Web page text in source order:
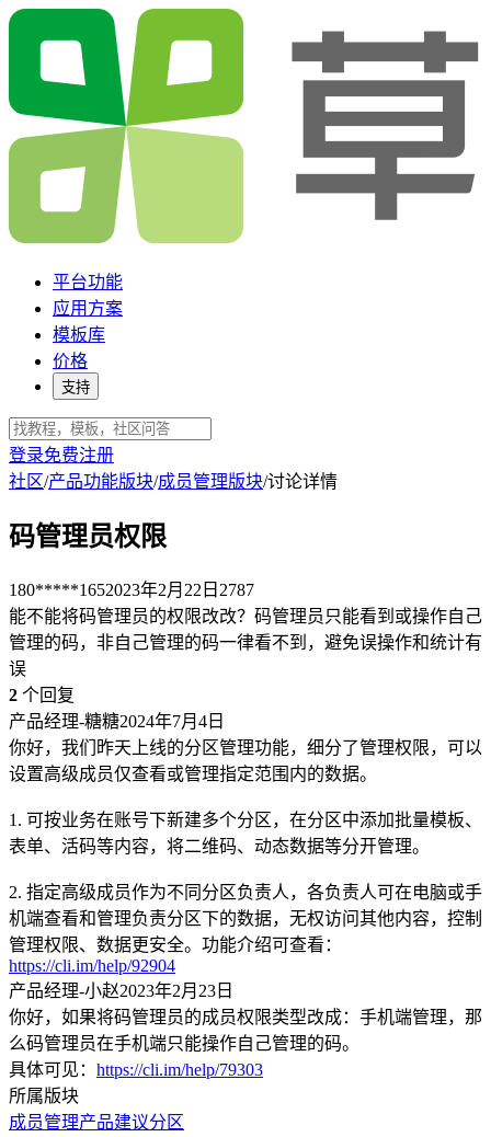
平台功能
应用方案
模板库
价格
支持
登录免费注册
社区/产品功能版块/成员管理版块/讨论详情
码管理员权限
180*****1652023年2月22日 2787
能不能将码管理员的权限改改？码管理员只能看到或操作自己
管理的码，非自己管理的码一律看不到，避免误操作和统计有
误
2 个回复
产品经理-糖糖2024年7月4日
你好，我们昨天上线的分区管理功能，细分了管理权限，可以
设置高级成员仅查看或管理指定范围内的数据。
1. 可按业务在账号下新建多个分区，在分区中添加批量模板、
表单、活码等内容，将二维码、动态数据等分开管理。
2. 指定高级成员作为不同分区负责人，各负责人可在电脑或手
机端查看和管理负责分区下的数据，无权访问其他内容，控制
管理权限、数据更安全。功能介绍可查看：
https://cli.im/help/92904
产品经理-小赵2023年2月23日
你好，如果将码管理员的成员权限类型改成：手机端管理，那
么码管理员在手机端只能操作自己管理的码。
具体可见： https://cli.im/help/79303
所属版块
成员管理产品建议分区